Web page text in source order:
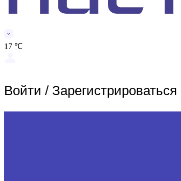
17 ℃
Войти / Зарегистрироваться